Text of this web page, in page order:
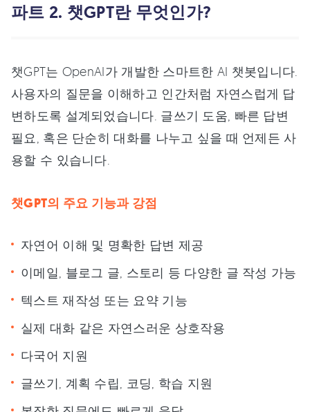
파트 2. 챗GPT란 무엇인가?
챗GPT는 OpenAI가 개발한 스마트한 AI 챗봇입니다.
사용자의 질문을 이해하고 인간처럼 자연스럽게 답
변하도록 설계되었습니다. 글쓰기 도움, 빠른 답변
필요, 혹은 단순히 대화를 나누고 싶을 때 언제든 사
용할 수 있습니다.
챗GPT의 주요 기능과 강점
자연어 이해 및 명확한 답변 제공
이메일, 블로그 글, 스토리 등 다양한 글 작성 가능
텍스트 재작성 또는 요약 기능
실제 대화 같은 자연스러운 상호작용
다국어 지원
글쓰기, 계획 수립, 코딩, 학습 지원